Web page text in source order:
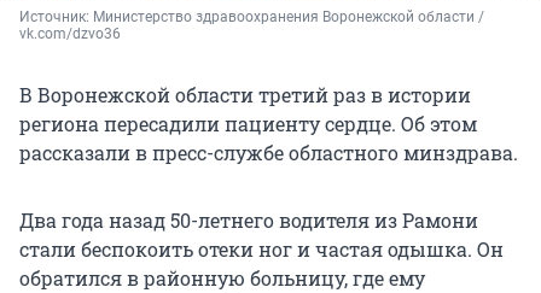
Источник: Министерство здравоохранения Воронежской области /
vk.com/dzvo36
В Воронежской области третий раз в истории
региона пересадили пациенту сердце. Об этом
рассказали в пресс-службе областного минздрава.
Два года назад 50-летнего водителя из Рамони
стали беспокоить отеки ног и частая одышка. Он
обратился в районную больницу, где ему